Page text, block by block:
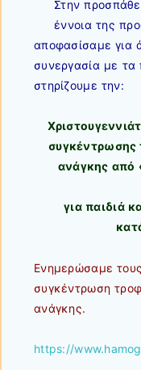
Στην
έννοια της
αποφασίσαμε για
συνεργασία με τα
στηρίζουμε την:
ανάγκης από
για παιδιά
Ενημερώσαμε
συγκέντρωση
ανάγκης.
https://